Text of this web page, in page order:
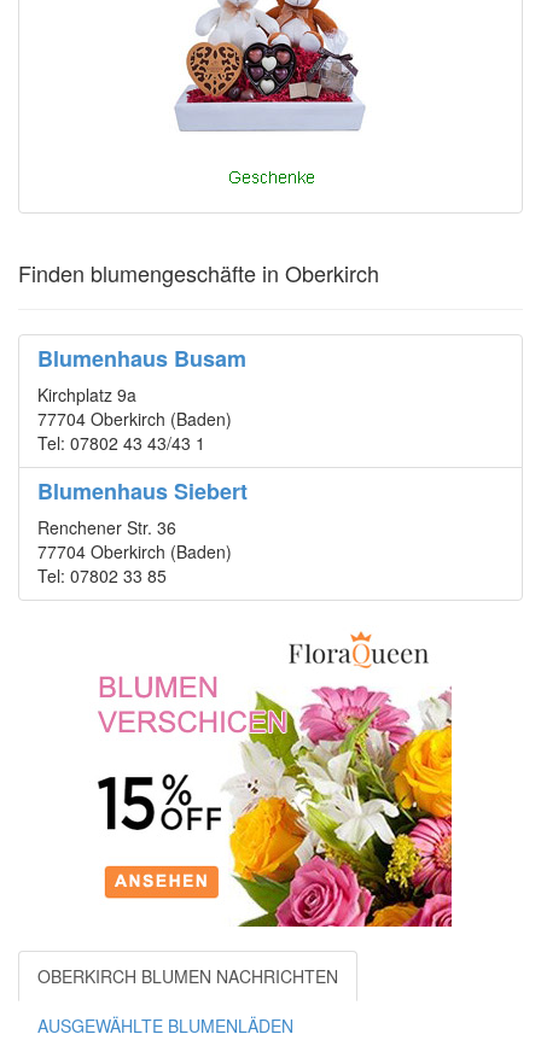
Finden blumengeschäfte in Oberkirch
Blumenhaus Busam
Kirchplatz 9a
77704 Oberkirch (Baden)
Tel: 07802 43 43/43 1
Blumenhaus Siebert
Renchener Str. 36
77704 Oberkirch (Baden)
Tel: 07802 33 85
OBERKIRCH BLUMEN NACHRICHTEN
AUSGEWÄHLTE BLUMENLÄDEN